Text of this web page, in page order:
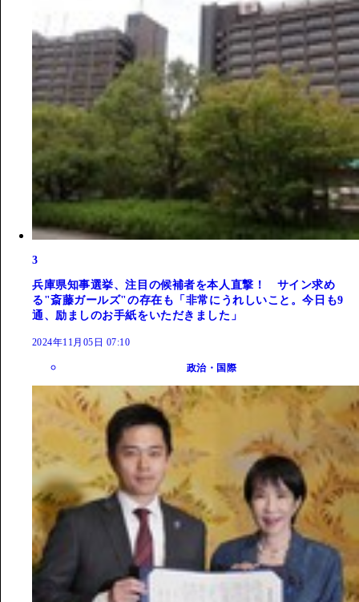
3
兵庫県知事選挙、注目の候補者を本人直撃！ サイン求め
る"斎藤ガールズ"の存在も「非常にうれしいこと。今日も9
通、励ましのお手紙をいただきました」
2024年11月05日 07:10
政治・国際